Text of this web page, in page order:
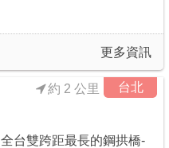
更多資訊
台北
約 2 公里
全台雙跨距最長的鋼拱橋-